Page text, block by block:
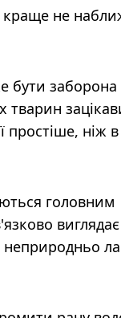
краще не
бути заборона
тварин
простіше, ніж в
головним
виглядає